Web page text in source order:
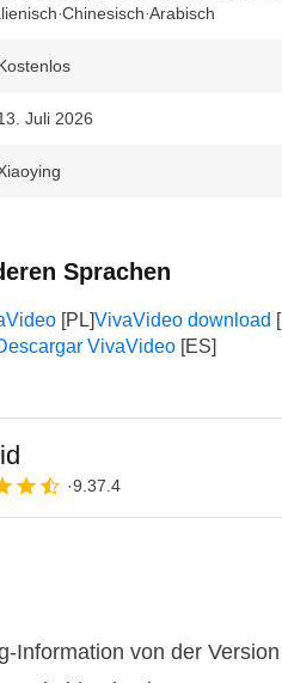
Chinesisch Arabisch
Juli 2026
Sprachen
VivaVideo download
VivaVideo
9.37.4
Information von der